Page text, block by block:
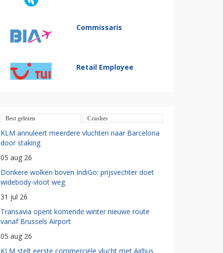
Commissaris
Retail Employee
Best gelezen Crashes
KLM annuleert meerdere vluchten naar Barcelona
door staking
05 aug 26
Donkere wolken boven IndiGo: prijsvechter doet
widebody-vloot weg
31 jul 26
Transavia opent komende winter nieuwe route
vanaf Brussels Airport
05 aug 26
KLM stelt eerste commerciële vlucht met Airbus